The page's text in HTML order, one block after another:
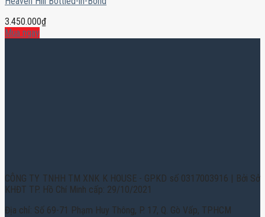
3.450.000₫
Mua ngay
CÔNG TY TNHH TM XNK K HOUSE - GPKD số 0317003916 | Bởi Sở
KHĐT TP. Hồ Chí Minh cấp: 29/10/2021
Địa chỉ: Số 69-71 Phạm Huy Thông, P. 17, Q. Gò Vấp, TPHCM